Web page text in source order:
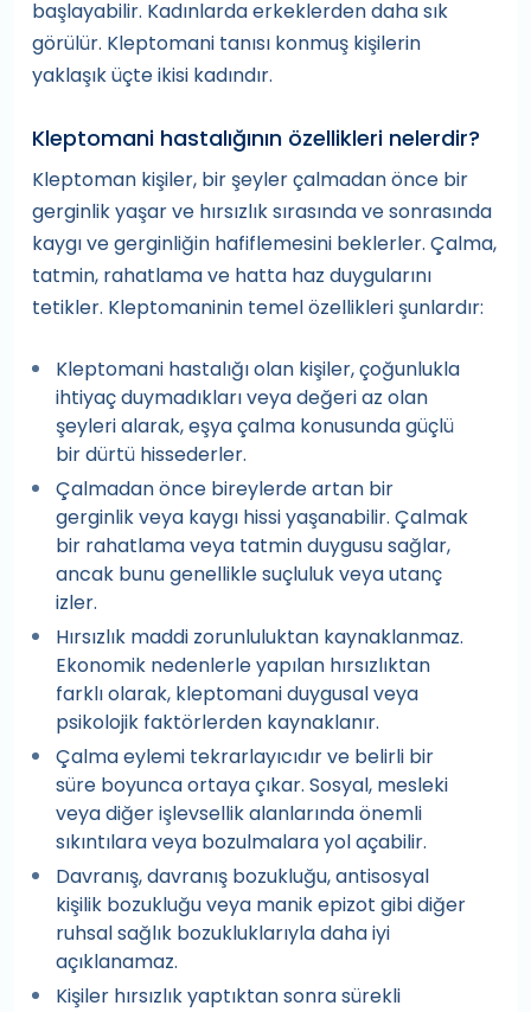
başlayabilir. Kadınlarda erkeklerden daha sık
görülür. Kleptomani tanısı konmuş kişilerin
yaklaşık üçte ikisi kadındır.
Kleptomani hastalığının özellikleri nelerdir?
Kleptoman kişiler, bir şeyler çalmadan önce bir
gerginlik yaşar ve hırsızlık sırasında ve sonrasında
kaygı ve gerginliğin hafiflemesini beklerler. Çalma,
tatmin, rahatlama ve hatta haz duygularını
tetikler. Kleptomaninin temel özellikleri şunlardır:
Kleptomani hastalığı olan kişiler, çoğunlukla
ihtiyaç duymadıkları veya değeri az olan
şeyleri alarak, eşya çalma konusunda güçlü
bir dürtü hissederler.
Çalmadan önce bireylerde artan bir
gerginlik veya kaygı hissi yaşanabilir. Çalmak
bir rahatlama veya tatmin duygusu sağlar,
ancak bunu genellikle suçluluk veya utanç
izler.
Hırsızlık maddi zorunluluktan kaynaklanmaz.
Ekonomik nedenlerle yapılan hırsızlıktan
farklı olarak, kleptomani duygusal veya
psikolojik faktörlerden kaynaklanır.
Çalma eylemi tekrarlayıcıdır ve belirli bir
süre boyunca ortaya çıkar. Sosyal, mesleki
veya diğer işlevsellik alanlarında önemli
sıkıntılara veya bozulmalara yol açabilir.
Davranış, davranış bozukluğu, antisosyal
kişilik bozukluğu veya manik epizot gibi diğer
ruhsal sağlık bozukluklarıyla daha iyi
açıklanamaz.
Kişiler hırsızlık yaptıktan sonra sürekli